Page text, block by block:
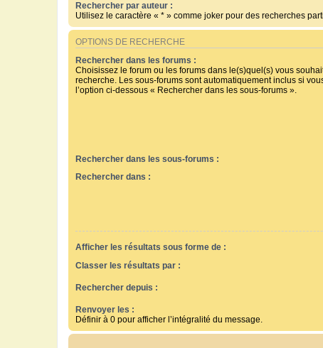
Rechercher par auteur :
Utilisez le caractère « * » comme joker pour des recherches
OPTIONS DE RECHERCHE
Rechercher dans les forums :
Choisissez le forum ou les forums dans le(s)quel(s) vous
recherche. Les sous-forums sont automatiquement inclus si
l’option ci-dessous « Rechercher dans les sous-forums ».
Rechercher dans les sous-forums :
Rechercher dans :
Afficher les résultats sous forme de :
Classer les résultats par :
Rechercher depuis :
Renvoyer les :
Définir à 0 pour afficher l’intégralité du message.